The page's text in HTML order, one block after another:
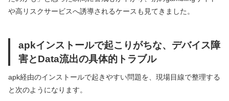
や高リスクサービスへ誘導されるケースも見てきました。
apkインストールで起こりがちな、デバイス障
害とData流出の具体的トラブル
apk経由のインストールで起きやすい問題を、現場目線で整理する
と次のようになります。